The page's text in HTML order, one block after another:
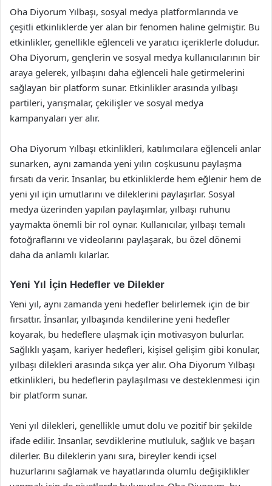
Oha Diyorum Yılbaşı, sosyal medya platformlarında ve
çeşitli etkinliklerde yer alan bir fenomen haline gelmiştir. Bu
etkinlikler, genellikle eğlenceli ve yaratıcı içeriklerle doludur.
Oha Diyorum, gençlerin ve sosyal medya kullanıcılarının bir
araya gelerek, yılbaşını daha eğlenceli hale getirmelerini
sağlayan bir platform sunar. Etkinlikler arasında yılbaşı
partileri, yarışmalar, çekilişler ve sosyal medya
kampanyaları yer alır.
Oha Diyorum Yılbaşı etkinlikleri, katılımcılara eğlenceli anlar
sunarken, aynı zamanda yeni yılın coşkusunu paylaşma
fırsatı da verir. İnsanlar, bu etkinliklerde hem eğlenir hem de
yeni yıl için umutlarını ve dileklerini paylaşırlar. Sosyal
medya üzerinden yapılan paylaşımlar, yılbaşı ruhunu
yaymakta önemli bir rol oynar. Kullanıcılar, yılbaşı temalı
fotoğraflarını ve videolarını paylaşarak, bu özel dönemi
daha da anlamlı kılarlar.
Yeni Yıl İçin Hedefler ve Dilekler
Yeni yıl, aynı zamanda yeni hedefler belirlemek için de bir
fırsattır. İnsanlar, yılbaşında kendilerine yeni hedefler
koyarak, bu hedeflere ulaşmak için motivasyon bulurlar.
Sağlıklı yaşam, kariyer hedefleri, kişisel gelişim gibi konular,
yılbaşı dilekleri arasında sıkça yer alır. Oha Diyorum Yılbaşı
etkinlikleri, bu hedeflerin paylaşılması ve desteklenmesi için
bir platform sunar.
Yeni yıl dilekleri, genellikle umut dolu ve pozitif bir şekilde
ifade edilir. İnsanlar, sevdiklerine mutluluk, sağlık ve başarı
dilerler. Bu dileklerin yanı sıra, bireyler kendi içsel
huzurlarını sağlamak ve hayatlarında olumlu değişiklikler